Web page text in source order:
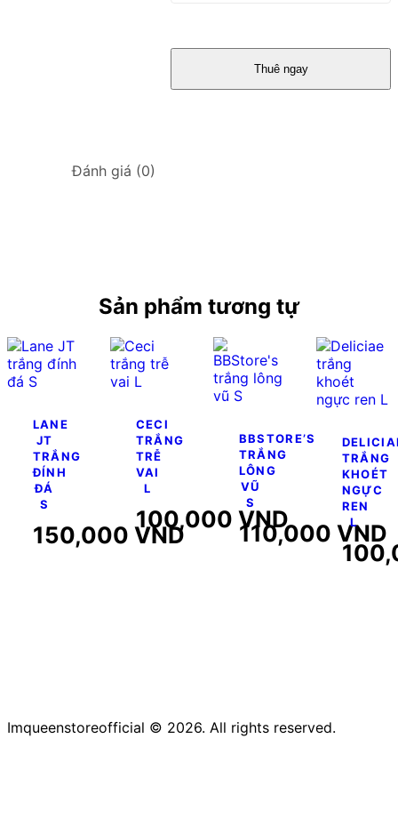
Thuê ngay
Đánh giá (0)
Sản phẩm tương tự
LANE
JT
TRẮNG
ĐÍNH
ĐÁ
S
150,000 VND
CECI
TRẮNG
TRỄ
VAI
L
100,000 VND
BBSTORE’S
TRẮNG
LÔNG
VŨ
S
110,000 VND
TRẮNG
KHOÉT
NGỰC
REN
L
Imqueenstoreofficial © 2026. All rights reserved.